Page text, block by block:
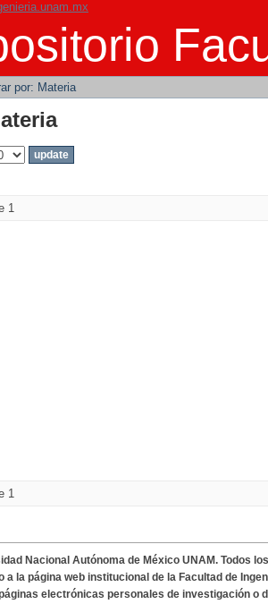
por: Materia
1
1
Nacional Autónoma de México UNAM. Todos
a la página web institucional de la Facultad de
electrónicas personales de investigación o